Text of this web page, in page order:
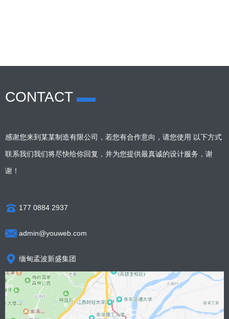
CONTACT
感谢您来到某某制造有限公司，若您有合作意向，请您使用 以下方式
联系我们我们将尽快给你回复，并为您提供最真诚的设计服务，谢
谢！
177 0884 2937
admin@youweb.com
缅甸孟波新盛集团